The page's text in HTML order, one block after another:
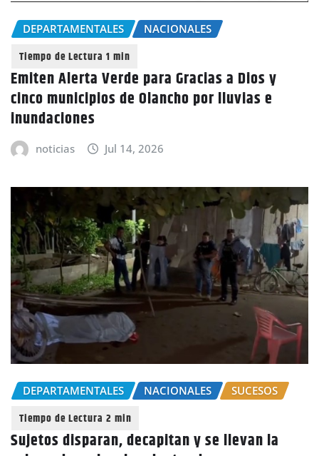
DEPARTAMENTALES NACIONALES
Emiten Alerta Verde para Gracias a Dios y
cinco municipios de Olancho por lluvias e
inundaciones
noticias Jul 14, 2026
DEPARTAMENTALES NACIONALES SUCESOS
Sujetos disparan, decapitan y se llevan la